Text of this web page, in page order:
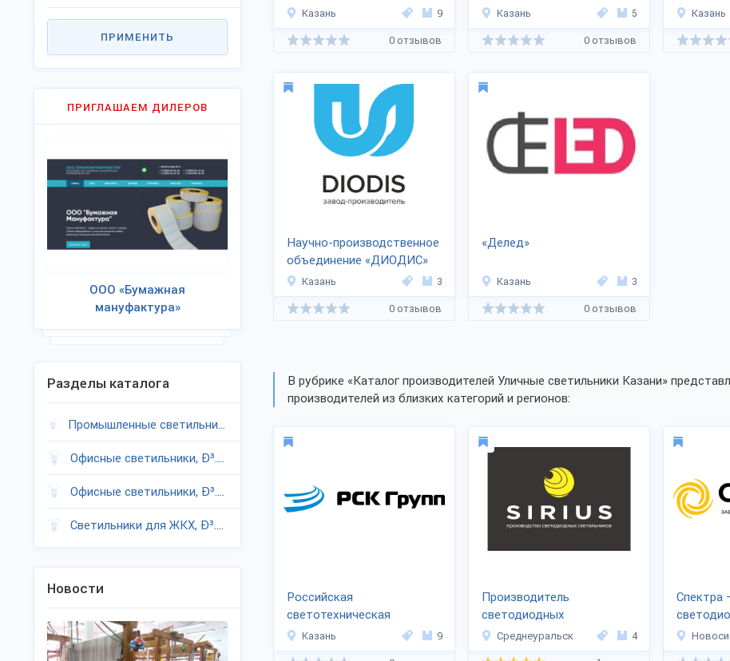
компания «РСК ГРУПП»
Казань 9
0 отзывов
Казань 5
0 отзывов
Казань
Научно-производственное
объединение «ДИОДИС»
Казань 3
0 отзывов
«Делед»
Казань 3
0 отзывов
В рубрике «Каталог производителей Уличные светильники Казани»
производителей из близких категорий и регионов:
Российская
светотехническая
компания «РСК ГРУПП»
Казань 9
Производитель
светодиодных
светильников «SIRIUS»
Среднеуральск 4
Спектра
ПРИМЕНИТЬ
ПРИГЛАШАЕМ ДИЛЕРОВ
ООО «Бумажная
мануфактура»
Разделы каталога
Промышленные светильники, Ð³.Казань
Офисные светильники, Ð³.Казань
Офисные светильники, Ð³.Казань
Светильники для ЖКХ, Ð³.Казань
Новости